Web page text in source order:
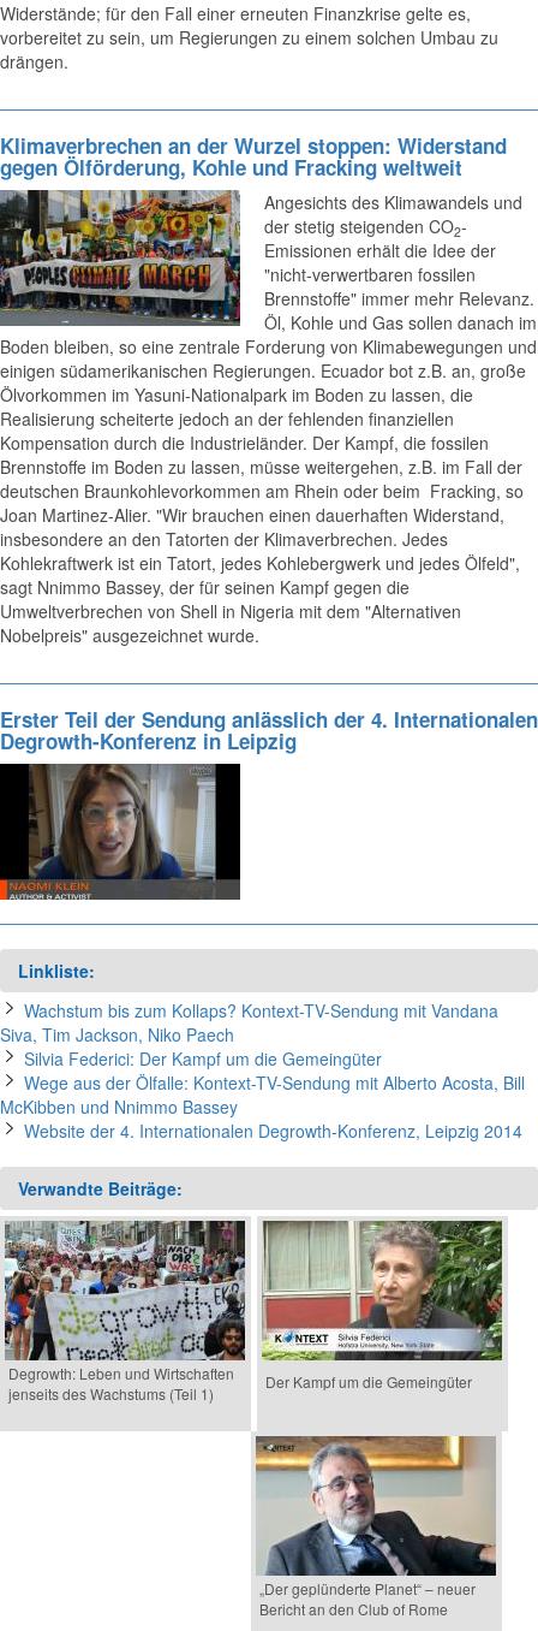
Widerstände; für den Fall einer erneuten Finanzkrise gelte es,
vorbereitet zu sein, um Regierungen zu einem solchen Umbau zu
drängen.
Klimaverbrechen an der Wurzel stoppen: Widerstand
gegen Ölförderung, Kohle und Fracking weltweit
Angesichts des Klimawandels und
der stetig steigenden CO2-
Emissionen erhält die Idee der
"nicht-verwertbaren fossilen
Brennstoffe" immer mehr Relevanz.
Öl, Kohle und Gas sollen danach im
Boden bleiben, so eine zentrale Forderung von Klimabewegungen und
einigen südamerikanischen Regierungen. Ecuador bot z.B. an, große
Ölvorkommen im Yasuni-Nationalpark im Boden zu lassen, die
Realisierung scheiterte jedoch an der fehlenden finanziellen
Kompensation durch die Industrieländer. Der Kampf, die fossilen
Brennstoffe im Boden zu lassen, müsse weitergehen, z.B. im Fall der
deutschen Braunkohlevorkommen am Rhein oder beim Fracking, so
Joan Martinez-Alier. "Wir brauchen einen dauerhaften Widerstand,
insbesondere an den Tatorten der Klimaverbrechen. Jedes
Kohlekraftwerk ist ein Tatort, jedes Kohlebergwerk und jedes Ölfeld",
sagt Nnimmo Bassey, der für seinen Kampf gegen die
Umweltverbrechen von Shell in Nigeria mit dem "Alternativen
Nobelpreis" ausgezeichnet wurde.
Erster Teil der Sendung anlässlich der 4. Internationalen
Degrowth-Konferenz in Leipzig
Linkliste:
Wachstum bis zum Kollaps? Kontext-TV-Sendung mit Vandana
Siva, Tim Jackson, Niko Paech
Silvia Federici: Der Kampf um die Gemeingüter
Wege aus der Ölfalle: Kontext-TV-Sendung mit Alberto Acosta, Bill
McKibben und Nnimmo Bassey
Website der 4. Internationalen Degrowth-Konferenz, Leipzig 2014
Verwandte Beiträge:
Degrowth: Leben und Wirtschaften
jenseits des Wachstums (Teil 1)
Der Kampf um die Gemeingüter
„Der geplünderte Planet“ – neuer
Bericht an den Club of Rome